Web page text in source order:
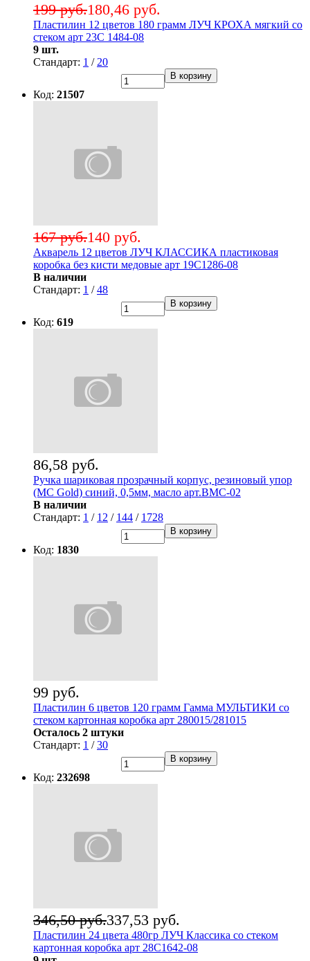
180,46 руб.
199 руб.
Пластилин 12 цветов 180 грамм ЛУЧ КРОХА мягкий со
стеком арт 23С 1484-08
9 шт.
Стандарт: 1 / 20
В корзину
Код: 21507
140 руб.
167 руб.
Акварель 12 цветов ЛУЧ КЛАССИКА пластиковая
коробка без кисти медовые арт 19С1286-08
В наличии
Стандарт: 1 /48
В корзину
Код: 619
86,58 руб.
Ручка шариковая прозрачный корпус, резиновый упор
(MC Gold) синий, 0,5мм, масло арт.BMC-02
В наличии
Стандарт: 1 / 12 / 144 / 1728
В корзину
Код: 1830
99 руб.
Пластилин 6 цветов 120 грамм Гамма МУЛЬТИКИ со
стеком картонная коробка арт 280015/281015
Осталось 2 штуки
Стандарт: 1 /30
В корзину
Код: 232698
337,53 руб.
346,50 руб.
Пластилин 24 цвета 480гр ЛУЧ Классика со стеком
картонная коробка арт 28С1642-08